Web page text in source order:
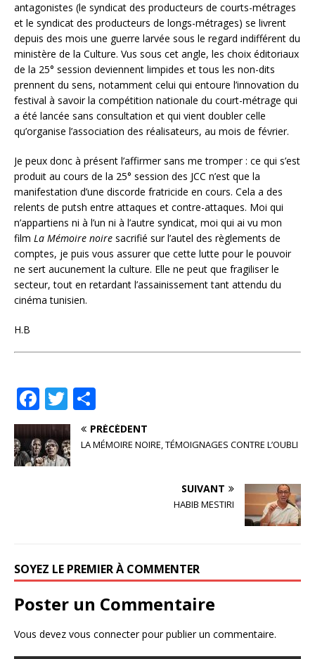
antagonistes (le syndicat des producteurs de courts-métrages
et le syndicat des producteurs de longs-métrages) se livrent
depuis des mois une guerre larvée sous le regard indifférent du
ministère de la Culture. Vus sous cet angle, les choix éditoriaux
de la 25° session deviennent limpides et tous les non-dits
prennent du sens, notamment celui qui entoure l’innovation du
festival à savoir la compétition nationale du court-métrage qui
a été lancée sans consultation et qui vient doubler celle
qu’organise l’association des réalisateurs, au mois de février.
Je peux donc à présent l’affirmer sans me tromper : ce qui s’est
produit au cours de la 25° session des JCC n’est que la
manifestation d’une discorde fratricide en cours. Cela a des
relents de putsh entre attaques et contre-attaques. Moi qui
n’appartiens ni à l’un ni à l’autre syndicat, moi qui ai vu mon
film La Mémoire noire sacrifié sur l’autel des règlements de
comptes, je puis vous assurer que cette lutte pour le pouvoir
ne sert aucunement la culture. Elle ne peut que fragiliser le
secteur, tout en retardant l’assainissement tant attendu du
cinéma tunisien.
H.B
F
a
c
e
T
w
it
te
ar
ta
PRÉCÉDENT
LA MÉMOIRE NOIRE, TÉMOIGNAGES CONTRE L’OUBLI
SUIVANT
HABIB MESTIRI
SOYEZ LE PREMIER À COMMENTER
Poster un Commentaire
Vous devez vous connecterpour publier un commentaire.